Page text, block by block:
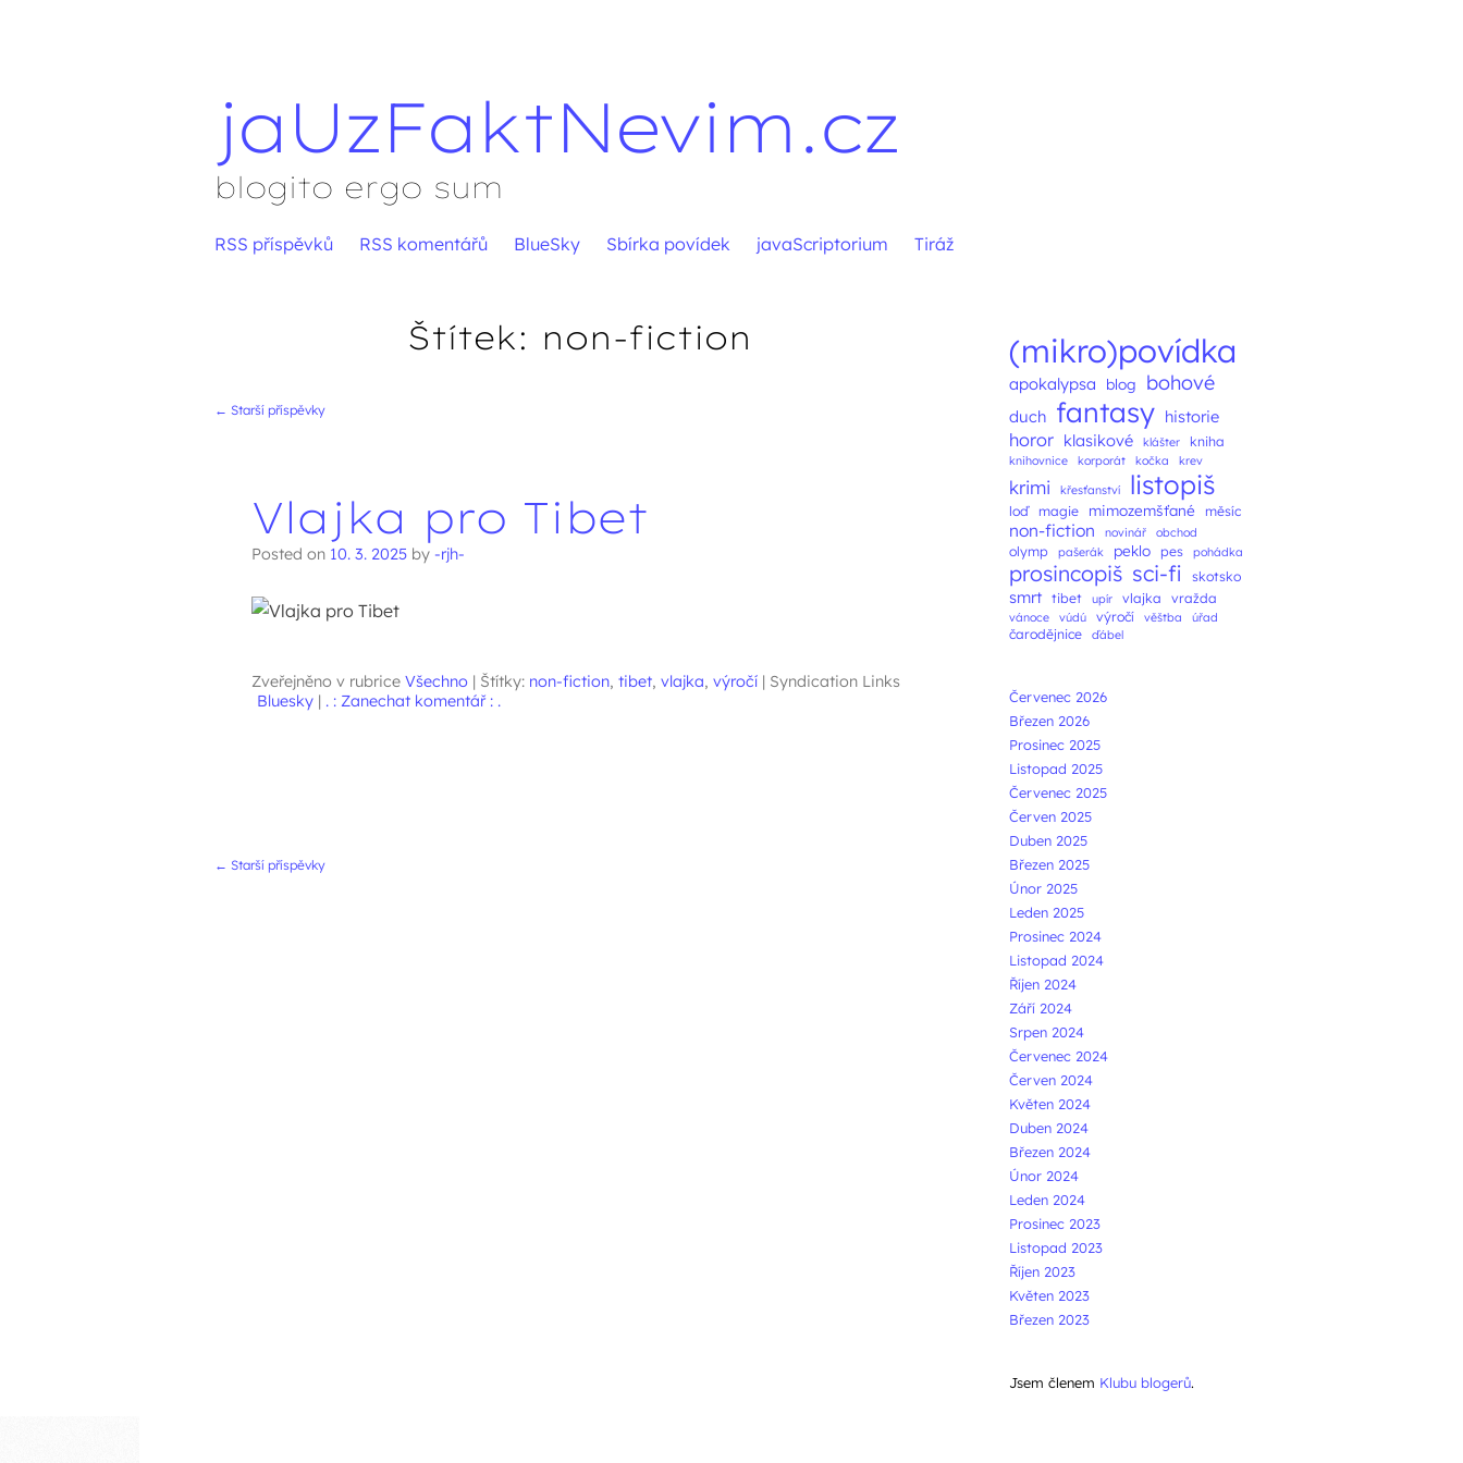
jaUzFaktNevim.cz
blogito ergo sum
Přejít
RSS příspěvků RSS komentářů BlueSky Sbírka povídek javaScriptorium Tiráž
Štítek: non-fiction
← Starší příspěvky
Vlajka pro Tibet
Posted on 10. 3. 2025 by -rjh-
Zveřejněno v rubrice Všechno | Štítky: non-fiction, tibet, vlajka, výročí | Syndication Links
Bluesky | . : Zanechat komentář : .
Navigace příspěvků
← Starší příspěvky
(mikro)povídka
apokalypsa blog bohové
duch fantasy historie
horor klasikové klášter kniha
knihovnice korporát kočka krev
krimi křesťanství listopiš
loď magie mimozemšťané měsíc
non-fiction novinář obchod
olymp pašerák peklo pes pohádka
prosincopiš sci-fi skotsko
smrt tibet upír vlajka vražda
vánoce vúdú výročí věštba úřad
čarodějnice ďábel
Červenec 2026
Březen 2026
Prosinec 2025
Listopad 2025
Červenec 2025
Červen 2025
Duben 2025
Březen 2025
Únor 2025
Leden 2025
Prosinec 2024
Listopad 2024
Říjen 2024
Září 2024
Srpen 2024
Červenec 2024
Červen 2024
Květen 2024
Duben 2024
Březen 2024
Únor 2024
Leden 2024
Prosinec 2023
Listopad 2023
Říjen 2023
Květen 2023
Březen 2023
Jsem členem Klubu blogerů.